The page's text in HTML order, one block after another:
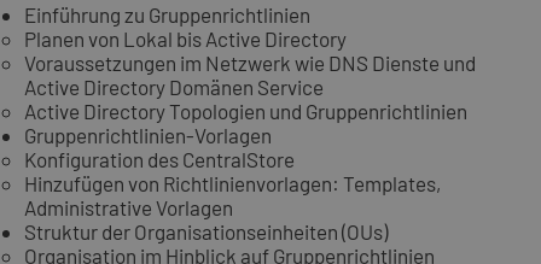
Einführung zu Gruppenrichtlinien
Planen von Lokal bis Active Directory
Voraussetzungen im Netzwerk wie DNS Dienste und
Active Directory Domänen Service
Active Directory Topologien und Gruppenrichtlinien
Gruppenrichtlinien-Vorlagen
Konfiguration des CentralStore
Hinzufügen von Richtlinienvorlagen: Templates,
Administrative Vorlagen
Struktur der Organisationseinheiten (OUs)
Organisation im Hinblick auf Gruppenrichtlinien